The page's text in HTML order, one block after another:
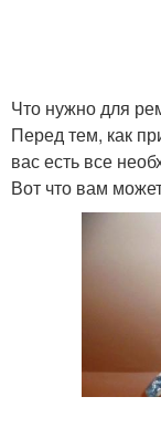
Что нужно для
Перед тем, как
вас есть все
Вот что вам